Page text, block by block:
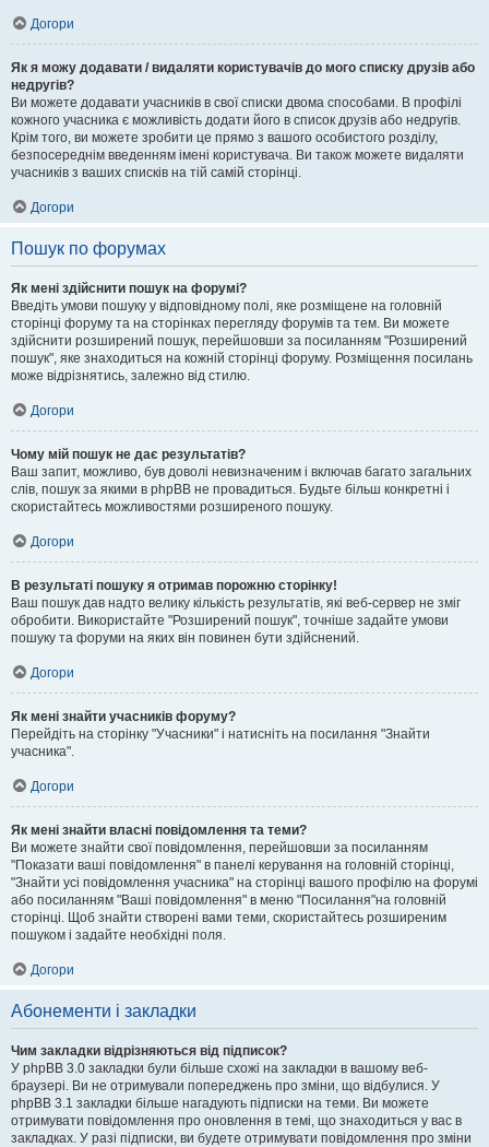
Догори
Як я можу додавати / видаляти користувачів до мого списку друзів або
недругів?
Ви можете додавати учасників в свої списки двома способами. В профілі
кожного учасника є можливість додати його в список друзів або недругів.
Крім того, ви можете зробити це прямо з вашого особистого розділу,
безпосереднім введенням імені користувача. Ви також можете видаляти
учасників з ваших списків на тій самій сторінці.
Догори
Пошук по форумах
Як мені здійснити пошук на форумі?
Введіть умови пошуку у відповідному полі, яке розміщене на головній
сторінці форуму та на сторінках перегляду форумів та тем. Ви можете
здійснити розширений пошук, перейшовши за посиланням "Розширений
пошук", яке знаходиться на кожній сторінці форуму. Розміщення посилань
може відрізнятись, залежно від стилю.
Догори
Чому мій пошук не дає результатів?
Ваш запит, можливо, був доволі невизначеним і включав багато загальних
слів, пошук за якими в phpBB не провадиться. Будьте більш конкретні і
скористайтесь можливостями розширеного пошуку.
Догори
В результаті пошуку я отримав порожню сторінку!
Ваш пошук дав надто велику кількість результатів, які веб-сервер не зміг
обробити. Використайте "Розширений пошук", точніше задайте умови
пошуку та форуми на яких він повинен бути здійснений.
Догори
Як мені знайти учасників форуму?
Перейдіть на сторінку "Учасники" і натисніть на посилання "Знайти
учасника".
Догори
Як мені знайти власні повідомлення та теми?
Ви можете знайти свої повідомлення, перейшовши за посиланням
"Показати ваші повідомлення" в панелі керування на головній сторінці,
"Знайти усі повідомлення учасника" на сторінці вашого профілю на форумі
або посиланням "Ваші повідомлення" в меню "Посилання"на головній
сторінці. Щоб знайти створені вами теми, скористайтесь розширеним
пошуком і задайте необхідні поля.
Догори
Абонементи і закладки
Чим закладки відрізняються від підписок?
У phpBB 3.0 закладки були більше схожі на закладки в вашому веб-
браузері. Ви не отримували попереджень про зміни, що відбулися. У
phpBB 3.1 закладки більше нагадують підписки на теми. Ви можете
отримувати повідомлення про оновлення в темі, що знаходиться у вас в
закладках. У разі підписки, ви будете отримувати повідомлення про зміни